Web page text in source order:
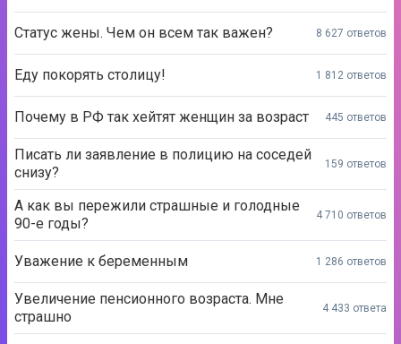
Статус жены. Чем он всем так важен? 8 627 ответов
Еду покорять столицу! 1 812 ответов
Почему в РФ так хейтят женщин за возраст 445 ответов
Писать ли заявление в полицию на соседей
снизу?
159 ответов
А как вы пережили страшные и голодные
90-е годы?
4 710 ответов
Уважение к беременным 1 286 ответов
Увеличение пенсионного возраста. Мне
страшно
4 433 ответа